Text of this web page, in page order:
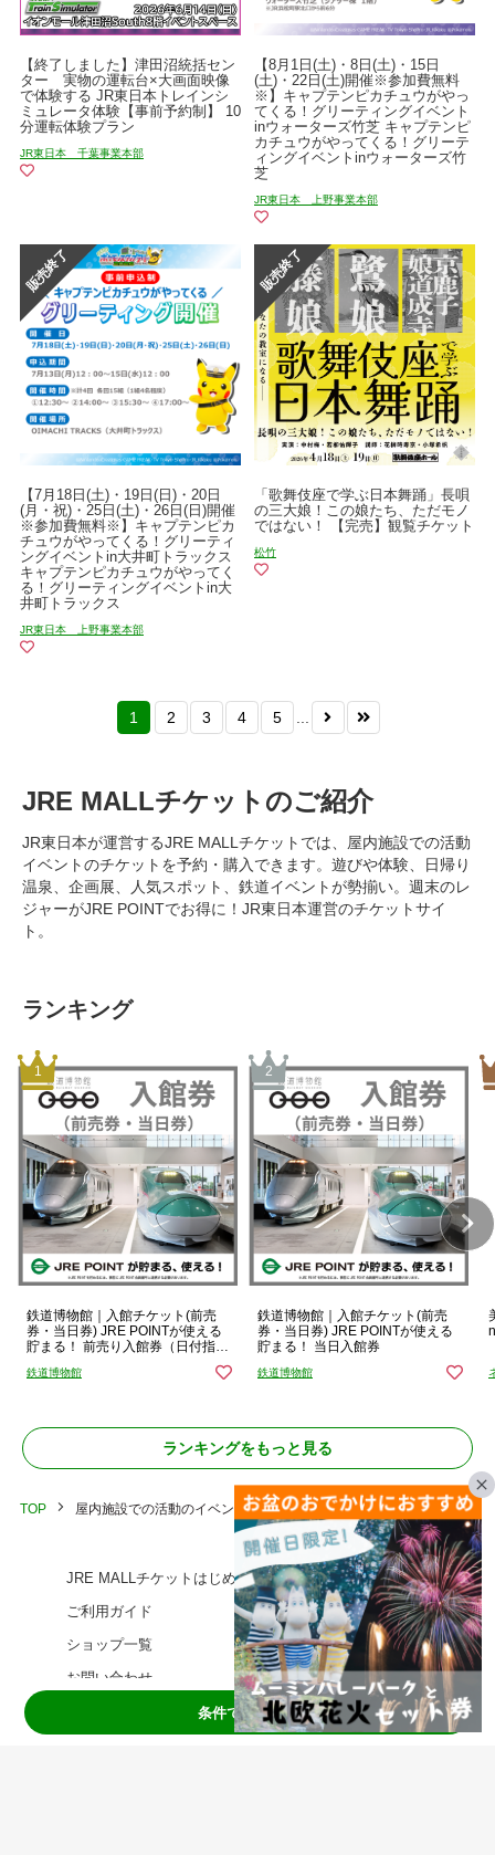
【終了しました】津田沼統括セン
ター 実物の運転台×大画面映像
で体験する JR東日本トレインシ
ミュレータ体験【事前予約制】 10
分運転体験プラン
JR東日本 千葉事業本部
【8月1日(土)・8日(土)・15日
(土)・22日(土)開催※参加費無料
※】キャプテンピカチュウがやっ
てくる！グリーティングイベント
inウォーターズ竹芝 キャプテンピ
カチュウがやってくる！グリーテ
ィングイベントinウォーターズ竹
芝
JR東日本 上野事業本部
【7月18日(土)・19日(日)・20日
(月・祝)・25日(土)・26日(日)開催
※参加費無料※】キャプテンピカ
チュウがやってくる！グリーティ
ングイベントin大井町トラックス
キャプテンピカチュウがやってく
る！グリーティングイベントin大
井町トラックス
JR東日本 上野事業本部
「歌舞伎座で学ぶ日本舞踊」長唄
の三大娘！この娘たち、ただモノ
ではない！ 【完売】観覧チケット
松竹
1 2 3 4 5 ...
JRE MALLチケットのご紹介
JR東日本が運営するJRE MALLチケットでは、屋内施設での活動
イベントのチケットを予約・購入できます。遊びや体験、日帰り
温泉、企画展、人気スポット、鉄道イベントが勢揃い。週末のレ
ジャーがJRE POINTでお得に！JR東日本運営のチケットサイ
ト。
ランキング
鉄道博物館｜入館チケット(前売
券・当日券) JRE POINTが使える
貯まる！ 前売り入館券（日付指
鉄道博物館
鉄道博物館｜入館チケット(前売
券・当日券) JRE POINTが使える
貯まる！ 当日入館券
鉄道博物館
ランキングをもっと見る
TOP 屋内施設での活動のイベント一覧
条件で絞り込む
JRE MALLチケットはじめてガイド
ご利用ガイド
ショップ一覧
お問い合わせ